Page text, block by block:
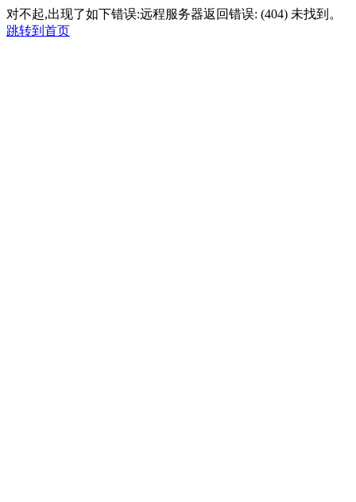
对不起,出现了如下错误:远程服务器返回错误: (404) 未找到。
跳转到首页